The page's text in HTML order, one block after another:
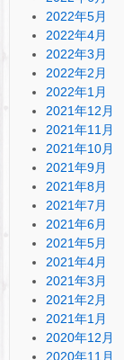
2022年5月
2022年4月
2022年3月
2022年2月
2022年1月
2021年12月
2021年11月
2021年10月
2021年9月
2021年8月
2021年7月
2021年6月
2021年5月
2021年4月
2021年3月
2021年2月
2021年1月
2020年12月
2020年11月